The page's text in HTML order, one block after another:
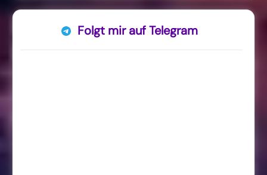
Folgt mir auf Telegram